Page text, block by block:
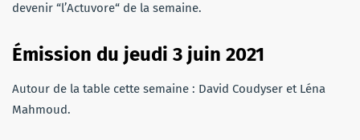
devenir “l’Actuvore“ de la semaine.
Émission du jeudi 3 juin 2021
Autour de la table cette semaine : David Coudyser et Léna
Mahmoud.